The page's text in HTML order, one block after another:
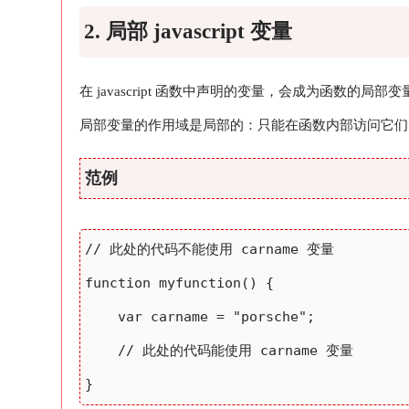
2. 局部 javascript 变量
在 javascript 函数中声明的变量，会成为函数的局部变
局部变量的作用域是局部的：只能在函数内部访问它
范例
// 此处的代码不能使用 carname 变量
function myfunction() {
// 此处的代码能使用 carname 变量